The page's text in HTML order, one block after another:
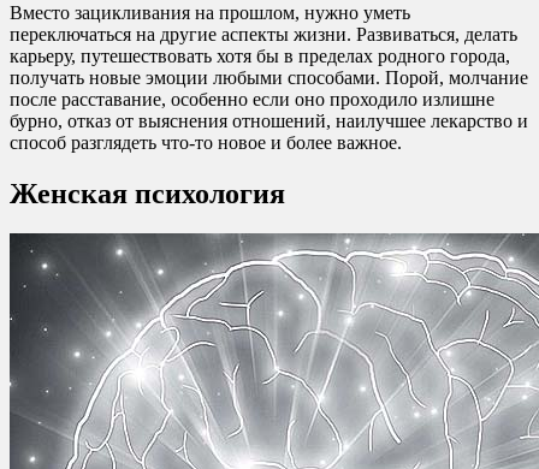
Вместо зацикливания на прошлом, нужно уметь
переключаться на другие аспекты жизни. Развиваться, делать
карьеру, путешествовать хотя бы в пределах родного города,
получать новые эмоции любыми способами. Порой, молчание
после расставание, особенно если оно проходило излишне
бурно, отказ от выяснения отношений, наилучшее лекарство и
способ разглядеть что-то новое и более важное.
Женская психология